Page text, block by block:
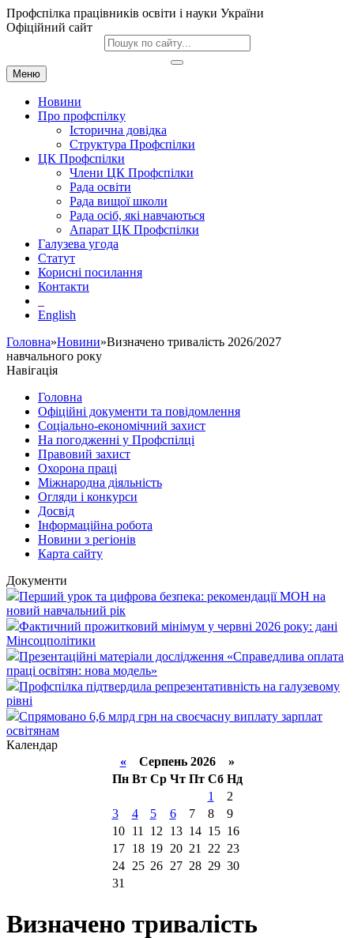
Профспілка працівників освіти і науки України
Офіційний сайт
Меню
Новини
Про профспілку
Історична довідка
Структура Профспілки
ЦК Профспілки
Члени ЦК Профспілки
Рада освіти
Рада вищої школи
Рада осіб, які навчаються
Апарат ЦК Профспілки
Галузева угода
Статут
Корисні посилання
Контакти
English
Головна»Новини»Визначено тривалість 2026/2027
навчального року
Навігація
Головна
Офіційні документи та повідомлення
Соціально-економічний захист
На погодженні у Профспілці
Правовий захист
Охорона праці
Міжнародна діяльність
Огляди і конкурси
Досвід
Інформаційна робота
Новини з регіонів
Карта сайту
Документи
Перший урок та цифрова безпека: рекомендації МОН на
новий навчальний рік
Фактичний прожитковий мінімум у червні 2026 року: дані
Мінсоцполітики
Презентаційні матеріали дослідження «Справедлива оплата
праці освітян: нова модель»
Профспілка підтвердила репрезентативність на галузевому
рівні
Спрямовано 6,6 млрд грн на своєчасну виплату зарплат
освітянам
Календар
«Серпень 2026 »
Пн Вт Ср Чт Пт Сб Нд
1
2
3
4 5 6 7 8
9
10
11 12 13 14 15 16
17
18 19 20 21 22 23
24
25 26 27 28 29 30
31
Визначено тривалість